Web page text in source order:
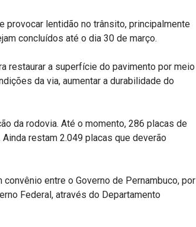
provocar lentidão no trânsito, principalmente
concluídos até o dia 30 de março.
restaurar a superfície do pavimento por meio
da via, aumentar a durabilidade do
da rodovia. Até o momento, 286 placas de
restam 2.049 placas que deverão
entre o Governo de Pernambuco, por
Federal, através do Departamento